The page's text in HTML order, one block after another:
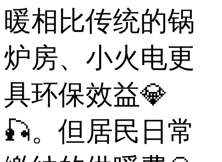
暖相比传统的锅
炉房、小火电更
具环保效益💎
🎣。但居民日常